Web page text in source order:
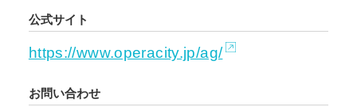
公式サイト
https://www.operacity.jp/ag/
お問い合わせ